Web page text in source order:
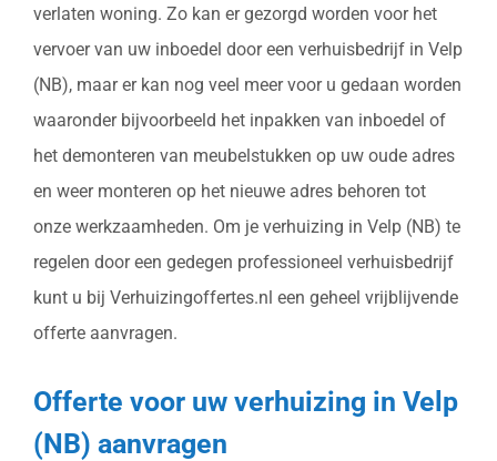
verlaten woning. Zo kan er gezorgd worden voor het
vervoer van uw inboedel door een verhuisbedrijf in Velp
(NB), maar er kan nog veel meer voor u gedaan worden
waaronder bijvoorbeeld het inpakken van inboedel of
het demonteren van meubelstukken op uw oude adres
en weer monteren op het nieuwe adres behoren tot
onze werkzaamheden. Om je verhuizing in Velp (NB) te
regelen door een gedegen professioneel verhuisbedrijf
kunt u bij Verhuizingoffertes.nl een geheel vrijblijvende
offerte aanvragen.
Offerte voor uw verhuizing in Velp
(NB) aanvragen